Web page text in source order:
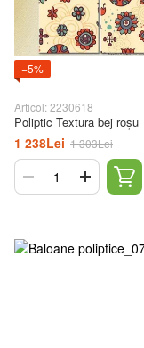
−5%
Articol: 2230618
Poliptic Textura bej
1 238Lei 1 303Lei